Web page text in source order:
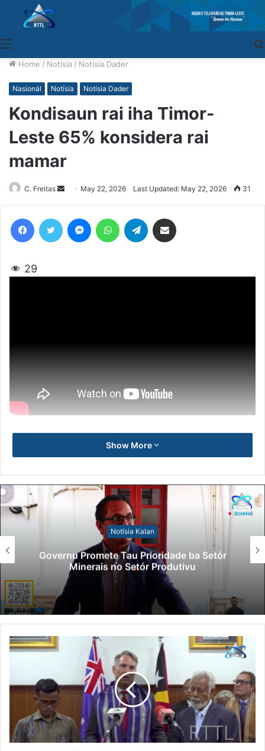
Home / Notísia / Notísia Dader
Nasionál Notísia Notísia Dader
Kondisaun rai iha Timor-
Leste 65% konsidera rai
mamar
C. Freitas
Send
an
email
May 22, 2026 Last Updated: May 22, 2026 31
29
Show More
Notísia Kalan
Governu Promete Tau Prioridade ba Setór
Minerais no Setór Produtivu